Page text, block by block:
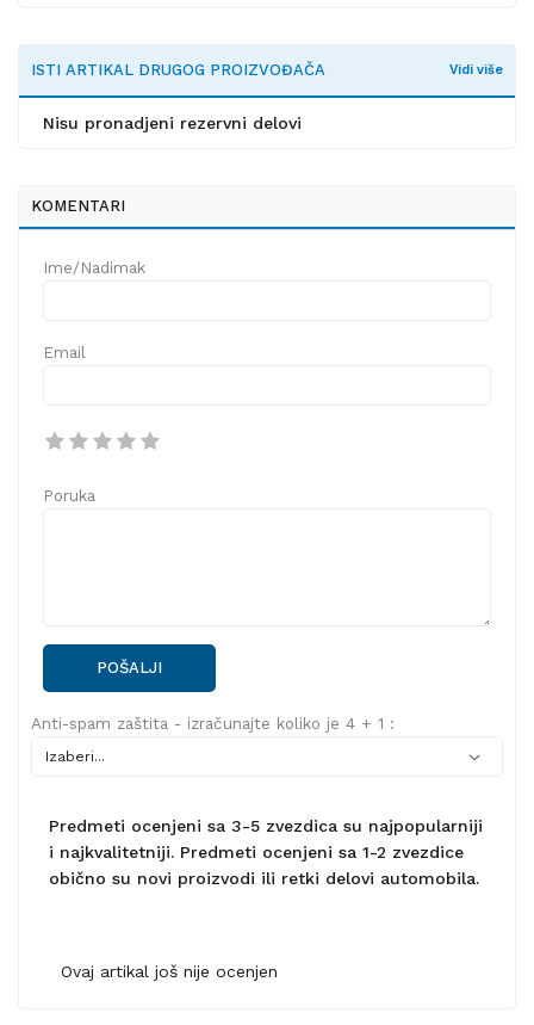
ISTI ARTIKAL DRUGOG PROIZVOĐAČA Vidi više
Nisu pronadjeni rezervni delovi
KOMENTARI
Ime/Nadimak
Email
Poruka
POŠALJI
Anti-spam zaštita - izračunajte koliko je 4 + 1 :
Predmeti ocenjeni sa 3-5 zvezdica su najpopularniji
i najkvalitetniji. Predmeti ocenjeni sa 1-2 zvezdice
obično su novi proizvodi ili retki delovi automobila.
Ovaj artikal još nije ocenjen